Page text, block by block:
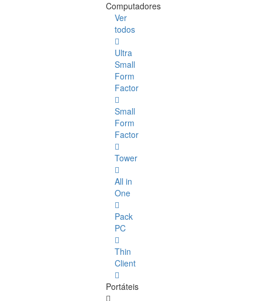
Computadores
Ver
todos
Ultra
Small
Form
Factor
Small
Form
Factor
Tower
All in
One
Pack
PC
Thin
Client
Portáteis